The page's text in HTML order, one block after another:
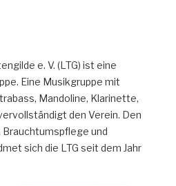
e. V. (LTG) ist eine
Eine Musikgruppe mit
Mandoline, Klarinette,
den Verein. Den
und
sich die LTG seit dem Jahr